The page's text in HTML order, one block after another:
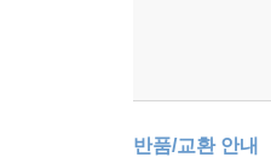
반품/교환 안내